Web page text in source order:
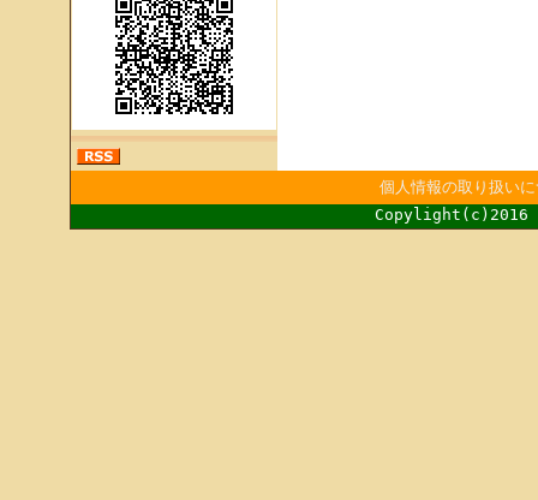
個人情報の取り扱い
Copylight(c)2016